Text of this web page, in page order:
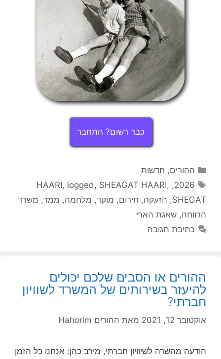
כבר רשום? התחבר
קטגוריות
ההורים, חדשות
תגיות
2026
,
HAARI, logged, SHEAGAT HAARI,
SHEGAT
, הזעקה, חירום, מוקד, מלחמה, ממד, משרד
הרווחה, שאגת הארי
כתיבת תגובה
ההורים או הסבים שלכם יכולים
להיעזר בשירותים של המשרד לשוויון
חברתי?
אוקטובר 12, 2021 מאת ההורים Hahorim
הודעה מהשרה לשיוויון חברתי, מירב כהן: אנחנו כל הזמן